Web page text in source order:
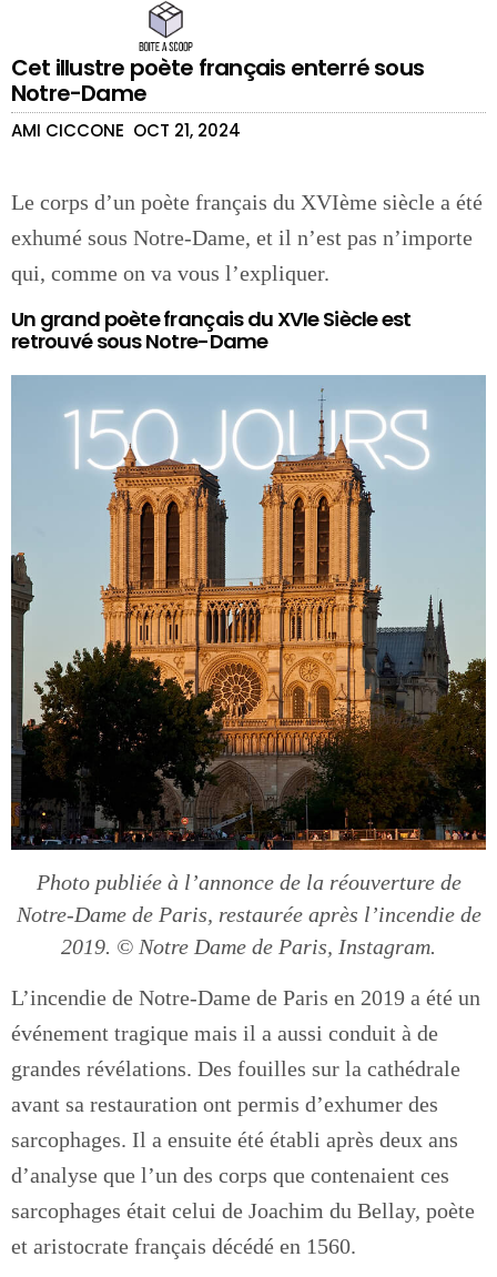
Cet illustre poète français enterré sous
Notre-Dame
AMI CICCONE OCT 21, 2024
Le corps d’un poète français du XVIème siècle a été
exhumé sous Notre-Dame, et il n’est pas n’importe
qui, comme on va vous l’expliquer.
Un grand poète français du XVIe Siècle est
retrouvé sous Notre-Dame
Photo publiée à l’annonce de la réouverture de
Notre-Dame de Paris, restaurée après l’incendie de
2019. © Notre Dame de Paris, Instagram.
L’incendie de Notre-Dame de Paris en 2019 a été un
événement tragique mais il a aussi conduit à de
grandes révélations. Des fouilles sur la cathédrale
avant sa restauration ont permis d’exhumer des
sarcophages. Il a ensuite été établi après deux ans
d’analyse que l’un des corps que contenaient ces
sarcophages était celui de Joachim du Bellay, poète
et aristocrate français décédé en 1560.